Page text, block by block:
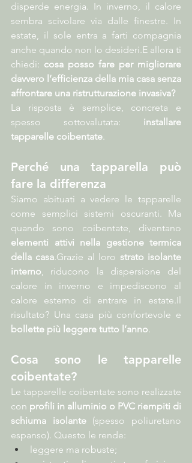
disperde energia. In inverno, il calore
sembra scivolare via dalle finestre. In
estate, il sole entra a farti compagnia
anche quando non lo desideri.E allora ti
chiedi: cosa posso fare per migliorare
davvero l’efficienza della mia casa senza
affrontare una ristrutturazione invasiva?
La risposta è semplice, concreta e
spesso sottovalutata: installare
tapparelle coibentate.
Perché una tapparella può
fare la differenza
Siamo abituati a vedere le tapparelle
come semplici sistemi oscuranti. Ma
elementi attivi nella gestione termica
della casa.Grazie al loro strato isolante
interno, riducono la dispersione del
calore in inverno e impediscono al
calore esterno di entrare in estate.Il
bollette più leggere tutto l’anno.
Cosa sono le tapparelle
coibentate?
Le tapparelle coibentate sono realizzate
con profili in alluminio o PVC riempiti di
schiuma isolante (spesso poliuretano
espanso). Questo le rende:
leggere ma robuste;